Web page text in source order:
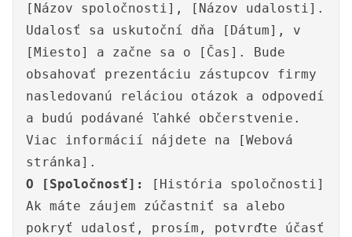
[Názov spoločnosti], [Názov udalosti].
Udalosť sa uskutoční dňa [Dátum], v
[Miesto] a začne sa o [Čas]. Bude
obsahovať prezentáciu zástupcov firmy
nasledovanú reláciou otázok a odpovedí
a budú podávané ľahké občerstvenie.
Viac informácií nájdete na [Webová
stránka].
O [Spoločnosť]:
[História spoločnosti]
Ak máte záujem zúčastniť sa alebo
pokryť udalosť, prosím, potvrďte účasť